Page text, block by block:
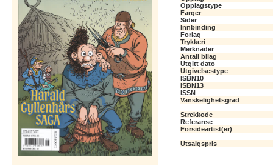
Opplagstype
Farger
Sider
Innbinding
Forlag
Trykkeri
Merknader
Antall bilag
Utgitt dato
Utgivelsestype
ISBN10
ISBN13
ISSN
Vanskelighetsgrad
Strekkode
Referanse
Forsideartist(er)
Utsalgspris